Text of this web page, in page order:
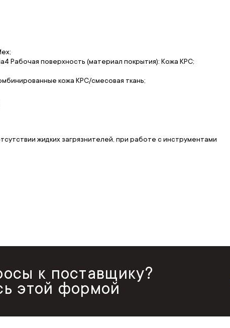
Рабочая поверхность (материал покрытия): Кожа КРС;
кожа КРС/смесовая ткань;
жидких загрязнителей, при работе с инструментами
к поставщику?
этой формой